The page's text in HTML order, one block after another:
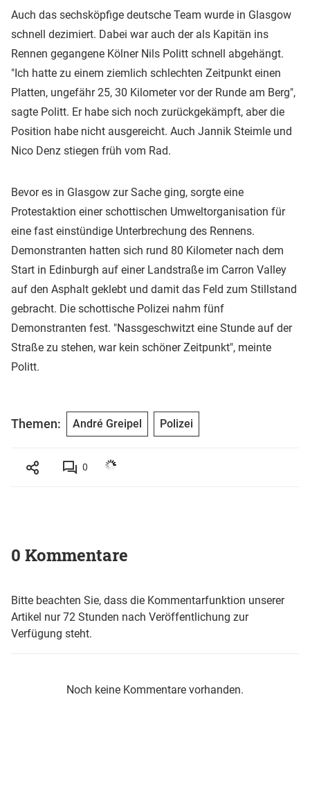
Auch das sechsköpfige deutsche Team wurde in Glasgow
schnell dezimiert. Dabei war auch der als Kapitän ins
Rennen gegangene Kölner Nils Politt schnell abgehängt.
"Ich hatte zu einem ziemlich schlechten Zeitpunkt einen
Platten, ungefähr 25, 30 Kilometer vor der Runde am Berg",
sagte Politt. Er habe sich noch zurückgekämpft, aber die
Position habe nicht ausgereicht. Auch Jannik Steimle und
Nico Denz stiegen früh vom Rad.
Bevor es in Glasgow zur Sache ging, sorgte eine
Protestaktion einer schottischen Umweltorganisation für
eine fast einstündige Unterbrechung des Rennens.
Demonstranten hatten sich rund 80 Kilometer nach dem
Start in Edinburgh auf einer Landstraße im Carron Valley
auf den Asphalt geklebt und damit das Feld zum Stillstand
gebracht. Die schottische Polizei nahm fünf
Demonstranten fest. "Nassgeschwitzt eine Stunde auf der
Straße zu stehen, war kein schöner Zeitpunkt", meinte
Politt.
Themen: André Greipel Polizei
0
0 Kommentare
Bitte beachten Sie, dass die Kommentarfunktion unserer
Artikel nur 72 Stunden nach Veröffentlichung zur
Verfügung steht.
Noch keine Kommentare vorhanden.